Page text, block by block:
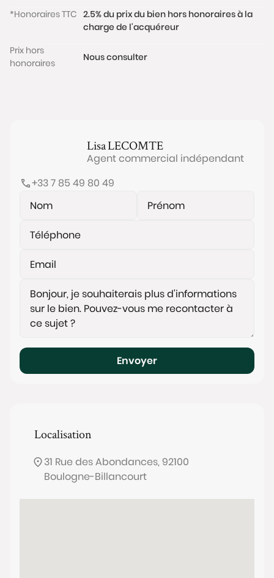
www.georisques.gouv.fr
*Honoraires TTC 2.5% du prix du bien hors honoraires à la
charge de l'acquéreur
Prix hors
honoraires
Nous consulter
LisaLECOMTE
Agent commercial indépendant
+33 7 85 49 80 49
Envoyer
Localisation
31 Rue des Abondances, 92100
Boulogne-Billancourt